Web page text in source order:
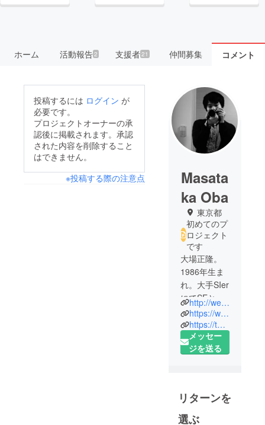
ホーム 活動報告2 支援者21 仲間募集 コメント
投稿するには ログイン が
必要です。
プロジェクトオーナーの承
認後に掲載されます。承認
された内容を削除すること
はできません。
※投稿する際の注意点
Masata
ka Oba
東京都
初めてのプ
ロジェクト
です
大場正隆。
1986年生ま
れ。大手SIer
にてSEとし
てシステム
の提案、開
発、運用保
守などを幅
を経て、
2016年9月に
http://weeyble.com/
https://www.facebook.com/weeyble/
https://twitter.com/weeyble
メッセー
ジを送る
リターンを
選ぶ